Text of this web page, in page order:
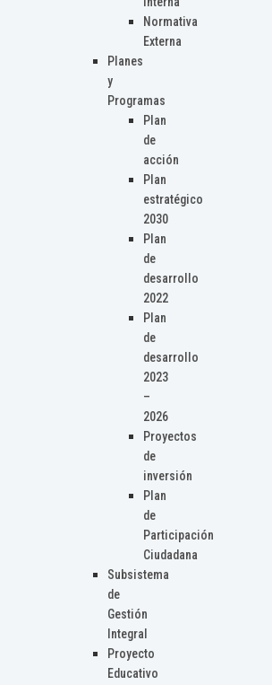
Normativa
Externa
Planes
y
Programas
Plan
de
acción
Plan
estratégico
2030
Plan
de
desarrollo
2022
Plan
de
desarrollo
2023
–
2026
Proyectos
de
inversión
Plan
de
Participación
Ciudadana
Subsistema
de
Gestión
Integral
Proyecto
Educativo